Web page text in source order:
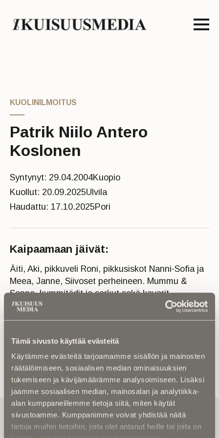
Tämä sivusto käyttää evästeitä
Käytämme evästeitä tarjoamamme sisällön ja mainosten
räätälöimiseen, sosiaalisen median ominaisuuksien
tukemiseen ja kävijämäärämme analysoimiseen. Lisäksi
jaamme sosiaalisen median, mainosalan ja analytiikka-
alan kumppaneillemme tietoja siitä, miten käytät
sivustoamme. Kumppanimme voivat yhdistää näitä
tietoja muihin tietoihin, joita olet antanut heille tai joita on
KUOLINILMOITUS
Patrik Niilo Antero
Koslonen
Syntynyt: 29.04.2004Kuopio
Kuollut: 20.09.2025Ulvila
Haudattu: 17.10.2025Pori
Kaipaamaan jäivät:
Äiti, Aki, pikkuveli Roni, pikkusiskot Nanni-Sofia ja
Meea, Janne, Siivoset perheineen. Mummu &
Seppo, kummitädit ja serkut sekä kaverit.
Tilaa uutiskirje - Pääset heti parhaiden
artikkelien pariin!